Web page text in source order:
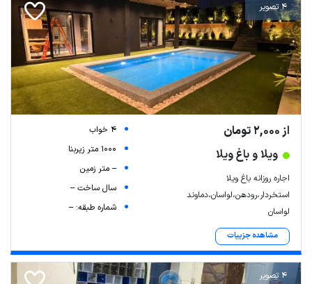
4 تصویر
از 2,000 تومان
ویلا و باغ ویلا
اجاره روزانه باغ ویلا
استخردار،رودهن،لواسان،دماوند
لواسان
مشاهده جزییات
4 خواب
1000 متر زیربنا
-- متر زمین
سال ساخت --
شماره طبقه: --
4 تصویر